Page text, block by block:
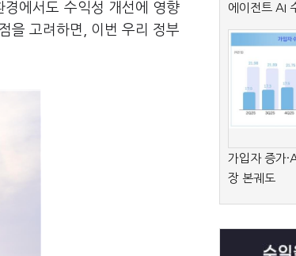
에서도 수익성 개선에 영향
을 고려하면, 이번 우리 정부
에이전트 AI
가입자 증가
장 본궤도